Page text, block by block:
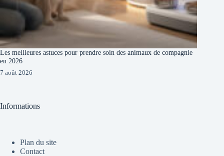
Les meilleures astuces pour prendre soin des animaux de compagnie
en 2026
7 août 2026
Informations
Plan du site
Contact